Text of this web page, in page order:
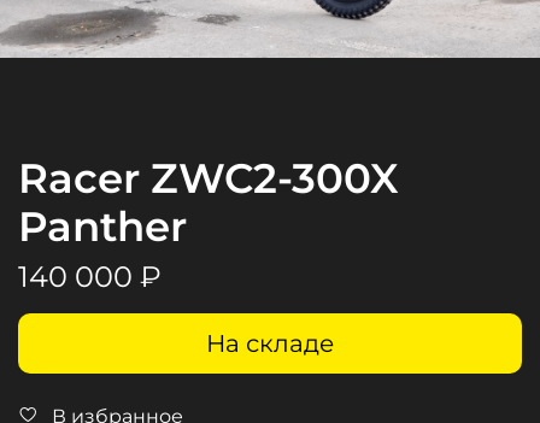
Racer ZWC2-300X
Panther
140 000 ₽
На складе
В избранное